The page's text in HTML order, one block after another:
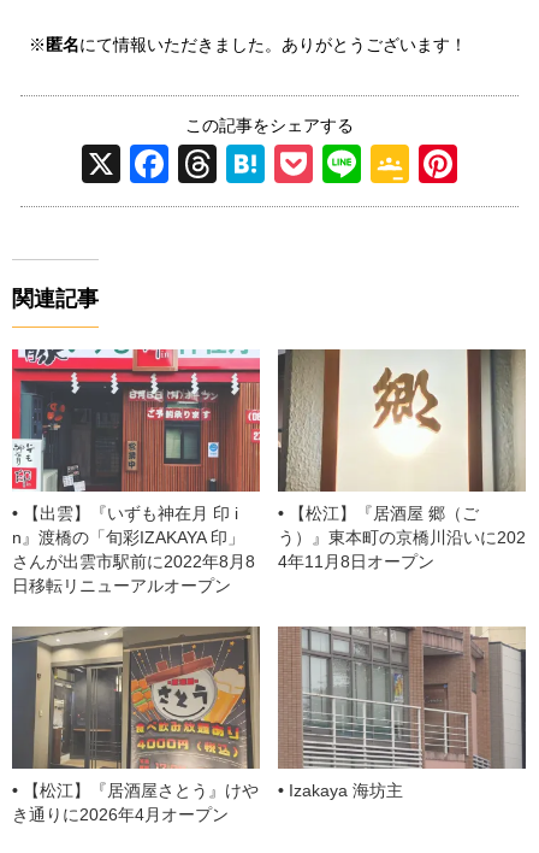
※ 匿名にて情報いただきました。ありがとうございます！
この記事をシェアする
X
F
a
o
o
k
T
hr
s
H
at
P
o
Li
n
G
o
Cl
a
ss
o
m
nt
関連記事
【出雲】『いずも神在月 印 i
n』渡橋の「旬彩IZAKAYA 印」
さんが出雲市駅前に2022年8月8
日移転リニューアルオープン
【松江】『居酒屋 郷（ご
う）』東本町の京橋川沿いに202
4年11月8日オープン
【松江】『居酒屋さとう』けや
き通りに2026年4月オープン
Izakaya 海坊主